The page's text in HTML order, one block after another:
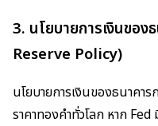
3. นโยบายการเงินขอ
Reserve Policy)
นโยบายการเงินของธนาคา
ราคาทองคำทั่วโลก หาก